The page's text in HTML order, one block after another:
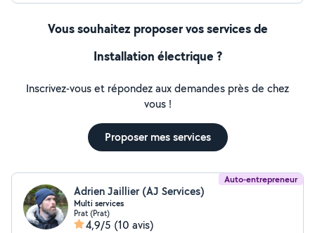
Vous souhaitez proposer vos services de
Installation électrique ?
Inscrivez-vous et répondez aux demandes près de chez
vous !
Proposer mes services
Auto-entrepreneur
Adrien Jaillier (AJ Services)
Multi services
Prat (Prat)
4,9/5 (10 avis)